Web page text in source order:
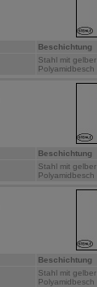
Beschichtung
Stahl mit gelber
Polyamidbesch
Beschichtung
Stahl mit gelber
Polyamidbesch
Beschichtung
Stahl mit gelber
Polyamidbesch